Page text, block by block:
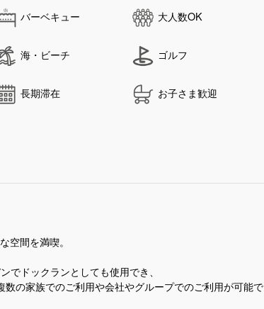
バーベキュー 大人数OK
海・ビーチ ゴルフ
長期滞在 お子さま歓迎
空間を満喫。
ドックランとしても使用でき、
の家族でのご利用や会社やグループでのご利用が可能で